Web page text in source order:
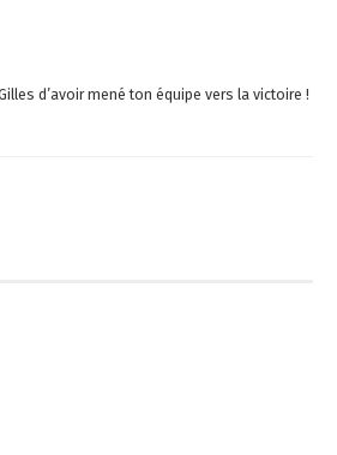
d’avoir mené ton équipe vers la victoire !